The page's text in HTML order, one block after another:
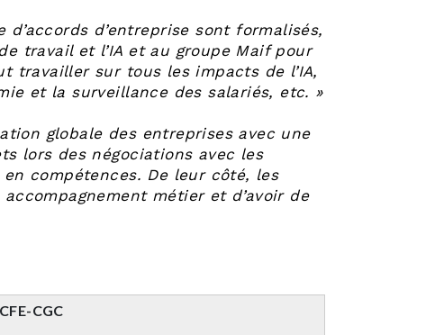
d’entreprise sont formalisés,
travail et l’IA et au groupe Maif pour
travailler sur tous les impacts de l’IA,
et la surveillance des salariés, etc. »
globale des entreprises avec une
lors des négociations avec les
compétences. De leur côté, les
métier et d’avoir de
CGC